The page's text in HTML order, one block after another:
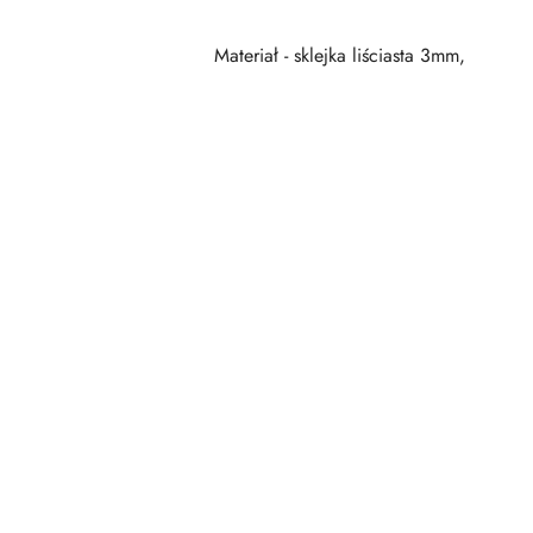
Materiał - sklejka liściasta 3mm,